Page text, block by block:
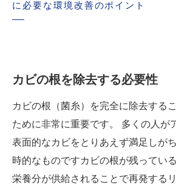
に必要な環境改善のポイント
カビの根を除去する必要性
カビの根（菌糸）を完全に除去する
ために非常に重要です。 多くの人が
表面的なカビをとりあえず満足しが
時的なものですカビの根が残ってい
栄養分が供給されることで再発する